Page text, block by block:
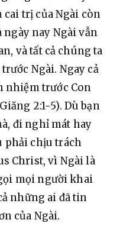
cai trị của Ngài còn
nay Ngài vẫn
và tất cả chúng ta
Ngài. Ngay cả
nhiệm trước Con
2:1-5). Dù bạn
đi nghỉ mát hay
phải chịu trách
Christ, vì Ngài là
mọi người khai
những ai đã tin
của Ngài.